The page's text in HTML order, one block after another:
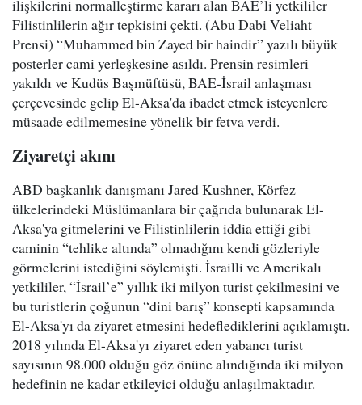
ilişkilerini normalleştirme kararı alan BAE’li yetkililer
Filistinlilerin ağır tepkisini çekti. (Abu Dabi Veliaht
Prensi) “Muhammed bin Zayed bir haindir” yazılı büyük
posterler cami yerleşkesine asıldı. Prensin resimleri
yakıldı ve Kudüs Başmüftüsü, BAE-İsrail anlaşması
çerçevesinde gelip El-Aksa'da ibadet etmek isteyenlere
müsaade edilmemesine yönelik bir fetva verdi.
Ziyaretçi akını
ABD başkanlık danışmanı Jared Kushner, Körfez
ülkelerindeki Müslümanlara bir çağrıda bulunarak El-
Aksa'ya gitmelerini ve Filistinlilerin iddia ettiği gibi
caminin “tehlike altında” olmadığını kendi gözleriyle
görmelerini istediğini söylemişti. İsrailli ve Amerikalı
yetkililer, “İsrail’e” yıllık iki milyon turist çekilmesini ve
bu turistlerin çoğunun “dini barış” konsepti kapsamında
El-Aksa'yı da ziyaret etmesini hedeflediklerini açıklamıştı.
2018 yılında El-Aksa'yı ziyaret eden yabancı turist
sayısının 98.000 olduğu göz önüne alındığında iki milyon
hedefinin ne kadar etkileyici olduğu anlaşılmaktadır.